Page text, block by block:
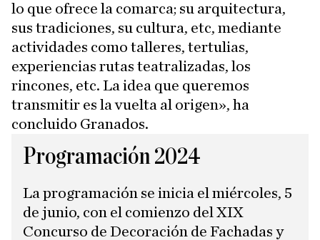
lo que ofrece la comarca; su arquitectura,
sus tradiciones, su cultura, etc, mediante
actividades como talleres, tertulias,
experiencias rutas teatralizadas, los
rincones, etc. La idea que queremos
transmitir es la vuelta al origen», ha
concluido Granados.
Programación 2024
La programación se inicia el miércoles, 5
de junio, con el comienzo del XIX
Concurso de Decoración de Fachadas y